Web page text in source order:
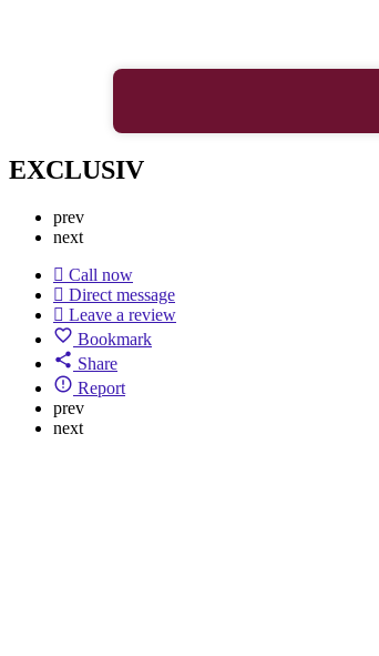
EXCLUSIV
prev
next
Call now
Direct message
Leave a review
Bookmark
Share
Report
prev
next